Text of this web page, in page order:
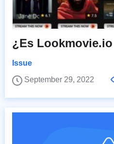
¿Es
Issue
September 29, 2022